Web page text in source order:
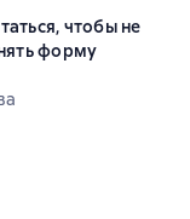
чтобы не
форму
основе 6 оценок